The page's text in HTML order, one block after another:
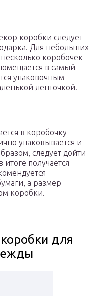
коробки следует
Для небольших
коробочек
в самый
упаковочным
ленточкой.
в коробочку
упаковывается и
следует дойти
получается
а размер
коробки.
для